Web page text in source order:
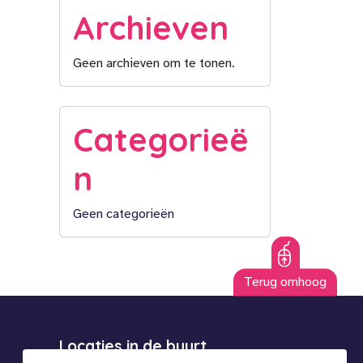
Archieven
Geen archieven om te tonen.
Categorieë
n
Geen categorieën
Terug omhoog
Locaties in de buurt